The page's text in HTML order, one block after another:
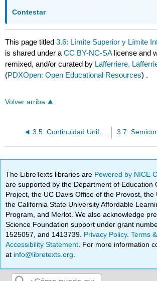
Contestar
This page titled3.6: Límite Superior y Límite
is shared under aCC BY-NC-SA license and
remixed, and/or curated by Lafferriere,
(PDXOpen: Open Educational Resources) .
Volver arriba
3.5: Continuidad Uniforme
The LibreTexts libraries are Powered by NICE
are supported by the Department of Education
Project, the UC Davis Office of the Provost, the
the California State University Affordable
Program, and Merlot. We also acknowledge
Science Foundation support under grant
1525057, and 1413739. Privacy Policy.Terms
Accessibility Statement . For more information
at info@libretexts.org